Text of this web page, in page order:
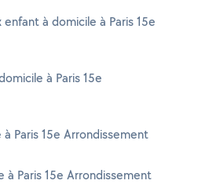
à domicile à Paris 15e
à Paris 15e
Paris 15e Arrondissement
à Paris 15e Arrondissement